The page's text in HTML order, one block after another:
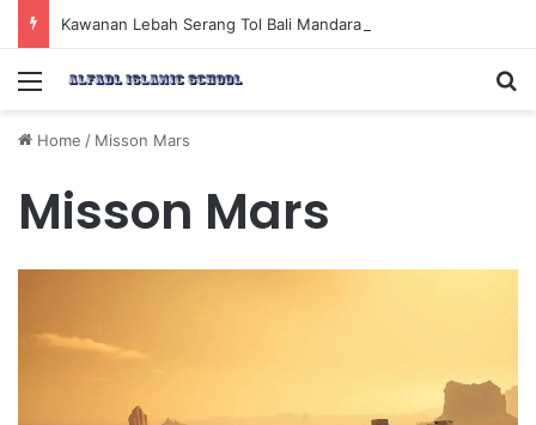
Menu
Home / Misson Mars
Misson Mars